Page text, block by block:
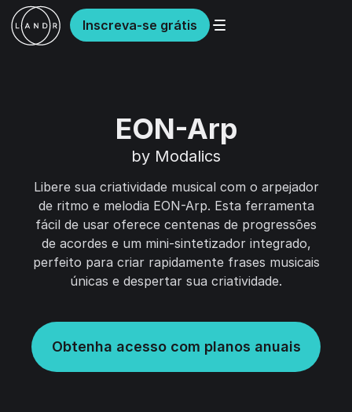
Inscreva-se grátis
EON-Arp
by Modalics
Libere sua criatividade musical com o arpejador
de ritmo e melodia EON-Arp. Esta ferramenta
fácil de usar oferece centenas de progressões
de acordes e um mini-sintetizador integrado,
perfeito para criar rapidamente frases musicais
únicas e despertar sua criatividade.
Obtenha acesso com planos anuais